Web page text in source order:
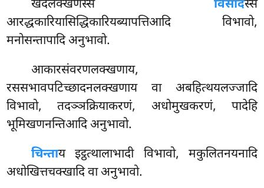
खेदलक्खणस्स विसादस्स
आरद्धकारियासिद्धिकारियब्यापत्तिआदि विभावो,
मनोसन्तापादि अनुभावो.
आकारसंवरणलक्खणाय,
रससभावपटिच्छादनलक्खणाय वा अबहित्थयलज्जादि
विभावो, तदञ्ञक्रियाकरणं, अधोमुखकरणं, पादेहि
भूमिखणनन्तिआदि अनुभावो.
चिन्ताय इट्ठत्थालाभादी विभावो, मकुलितनयनादि
अधोखित्तचक्खादि वा अनुभावो.